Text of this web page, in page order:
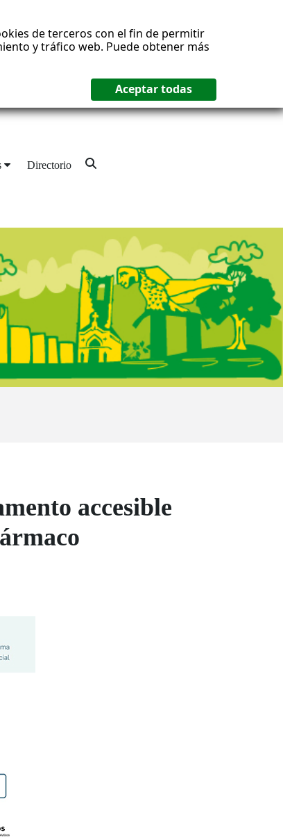
de terceros con el fin de permitir
y tráfico web. Puede obtener más
Directorio
accesible